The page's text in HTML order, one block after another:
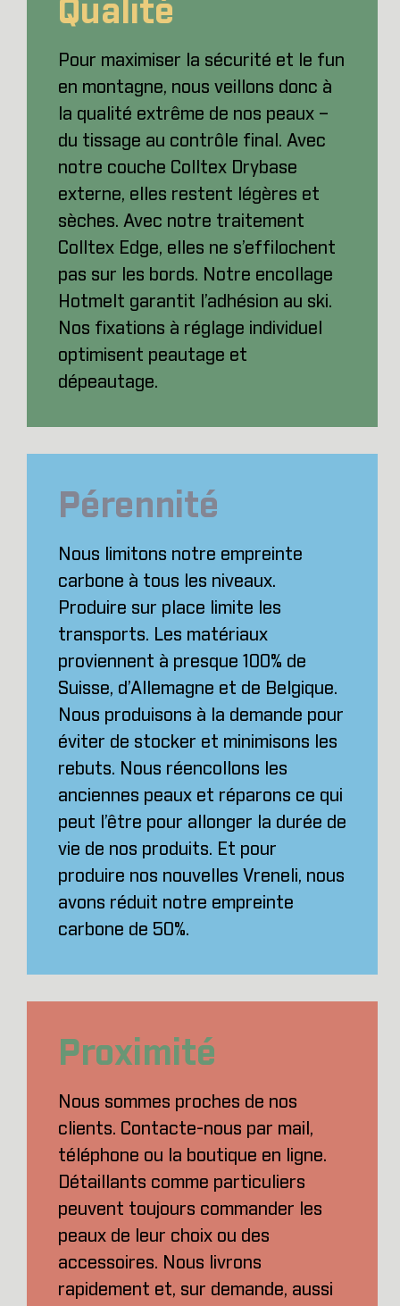
Qualité
Pour maximiser la sécurité et le fun
en montagne, nous veillons donc à
la qualité extrême de nos peaux –
du tissage au contrôle final. Avec
notre couche Colltex Drybase
externe, elles restent légères et
sèches. Avec notre traitement
Colltex Edge, elles ne s’effilochent
pas sur les bords. Notre encollage
Hotmelt garantit l’adhésion au ski.
Nos fixations à réglage individuel
optimisent peautage et
dépeautage.
Pérennité
Nous limitons notre empreinte
carbone à tous les niveaux.
Produire sur place limite les
transports. Les matériaux
proviennent à presque 100% de
Suisse, d’Allemagne et de Belgique.
Nous produisons à la demande pour
éviter de stocker et minimisons les
rebuts. Nous réencollons les
anciennes peaux et réparons ce qui
peut l’être pour allonger la durée de
vie de nos produits. Et pour
produire nos nouvelles Vreneli, nous
avons réduit notre empreinte
carbone de 50%.
Proximité
Nous sommes proches de nos
clients. Contacte-nous par mail,
téléphone ou la boutique en ligne.
Détaillants comme particuliers
peuvent toujours commander les
peaux de leur choix ou des
accessoires. Nous livrons
rapidement et, sur demande, aussi